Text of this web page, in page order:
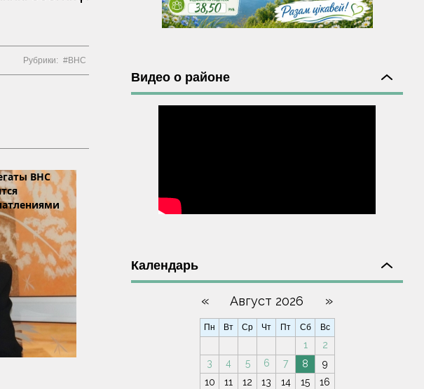
Рубрики: ВНС
ВНС
Видео о районе
Календарь
« Август 2026 »
Пн Вт Ср Чт Пт Сб Вс
1
2
3
4 5 6 7 8
9
10
11 12 13 14 15
16